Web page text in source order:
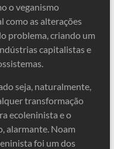
o veganismo
como as alterações
problema, criando um
capitalistas e
seja, naturalmente,
transformação
ecoleninista e o
alarmante. Noam
foi um dos